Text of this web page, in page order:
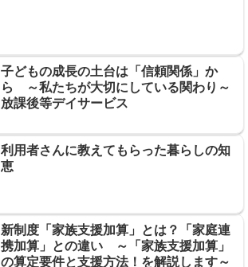
子どもの成長の土台は「信頼関係」か
ら ～私たちが大切にしている関わり～
放課後等デイサービス
利用者さんに教えてもらった暮らしの知
恵
新制度「家族支援加算」とは？「家庭連
携加算」との違い ～「家族支援加算」
の算定要件と支援方法！を解説します～